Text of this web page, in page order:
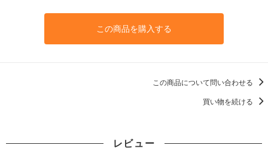
この商品を購入する
この商品について問い合わせる
買い物を続ける
レビュー